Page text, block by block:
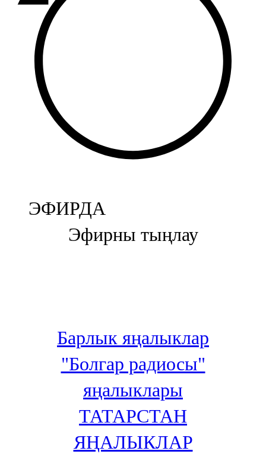
107,1 FM
Балык бистәсе
104,9 FM
Баулы
107,5 FM
Биләр
Болгар
106,0 FM
Бөгелмә
100,3 FM
106,6 FM
Кадыбаш
105,2 FM
ЭФИРДА
Эфирны тыңлау
Барлык яңалыклар
"Болгар радиосы"
яңалыклары
ТАТАРСТАН
ЯҢАЛЫКЛАР